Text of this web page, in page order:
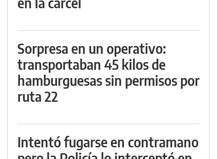
Sorpresa en un operativo:
transportaban 45 kilos de
hamburguesas sin permisos por
ruta 22
Intentó fugarse en contramano